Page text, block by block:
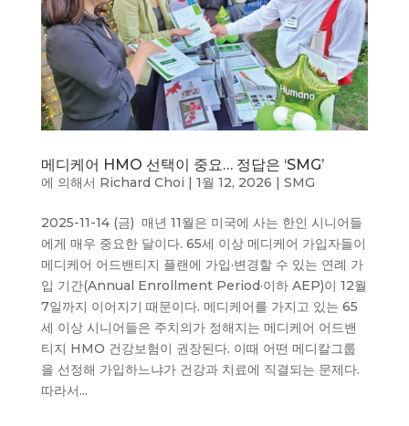
메디케어 HMO 선택이 중요… 정답은 ‘SMG’
에 의해서 Richard Choi 1월 12, 2026 SMG
2025-11-14 (금) 매년 11월은 미국에 사는 한인 시니어들
에게 매우 중요한 달이다. 65세 이상 메디케어 가입자들이
메디케어 어드밴티지 플랜에 가입·변경할 수 있는 연례 가
입 기간(Annual Enrollment Period·이하 AEP)이 12월
7일까지 이어지기 때문이다. 메디케어를 가지고 있는 65
세 이상 시니어들은 주치의가 정해지는 메디케어 어드밴
티지 HMO 건강보험이 권장된다. 이때 어떤 메디칼그룹
을 선정해 가입하느냐가 건강과 치료에 직결되는 문제다.
따라서...